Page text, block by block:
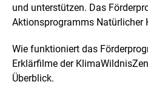
r
g
ö
ß
e
r
und unterstützen. Das
Aktionsprogramms Natürlicher
Wie funktioniert das
Erklärfilme der
Überblick.